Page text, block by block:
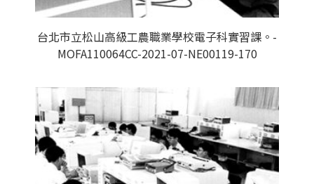
台北市立松山高級工農職業學校電子科實習課。-
MOFA110064CC-2021-07-NE00119-170